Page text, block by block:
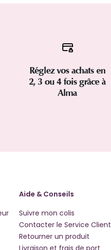
Réglez vos achats en
2, 3 ou 4 fois grâce à
Alma
Aide & Conseils
Suivre mon colis
Contacter le Service Client
Retourner un produit